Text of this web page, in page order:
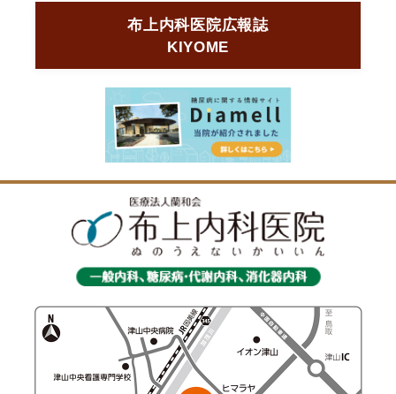
布上内科医院広報誌
KIYOME